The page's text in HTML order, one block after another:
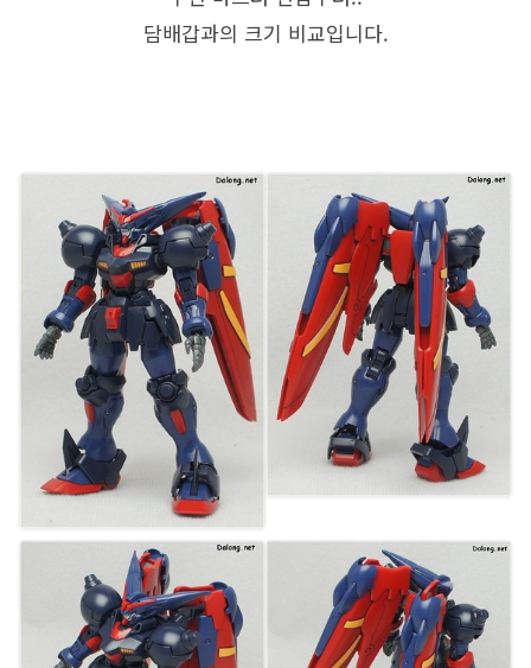
담배갑과의 크기 비교입니다.